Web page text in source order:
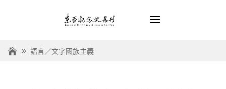
語言／文字國族主義